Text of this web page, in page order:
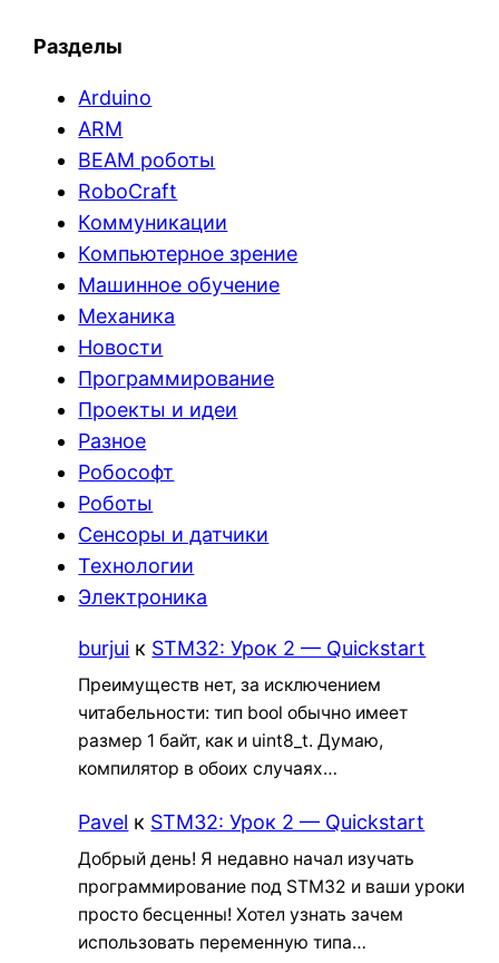
Разделы
Arduino
ARM
BEAM роботы
RoboCraft
Коммуникации
Компьютерное зрение
Машинное обучение
Механика
Новости
Программирование
Проекты и идеи
Разное
Робософт
Роботы
Сенсоры и датчики
Технологии
Электроника
burjui к STM32: Урок 2 — Quickstart
Преимуществ нет, за исключением
читабельности: тип bool обычно имеет
размер 1 байт, как и uint8_t. Думаю,
компилятор в обоих случаях…
Pavel к STM32: Урок 2 — Quickstart
Добрый день! Я недавно начал изучать
программирование под STM32 и ваши уроки
просто бесценны! Хотел узнать зачем
использовать переменную типа…